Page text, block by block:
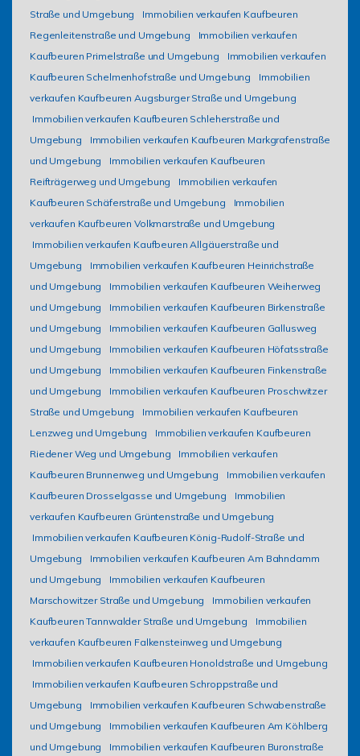
Straße und Umgebung
Immobilien verkaufen Kaufbeuren
Regenleitenstraße und Umgebung
Immobilien verkaufen
Kaufbeuren Primelstraße und Umgebung
Immobilien verkaufen
Kaufbeuren Schelmenhofstraße und Umgebung
Immobilien
verkaufen Kaufbeuren Augsburger Straße und Umgebung
Immobilien verkaufen Kaufbeuren Schleherstraße und
Umgebung
Immobilien verkaufen Kaufbeuren Markgrafenstraße
und Umgebung
Immobilien verkaufen Kaufbeuren
Reifträgerweg und Umgebung
Immobilien verkaufen
Kaufbeuren Schäferstraße und Umgebung
Immobilien
verkaufen Kaufbeuren Volkmarstraße und Umgebung
Immobilien verkaufen Kaufbeuren Allgäuerstraße und
Umgebung
Immobilien verkaufen Kaufbeuren Heinrichstraße
und Umgebung
Immobilien verkaufen Kaufbeuren Weiherweg
und Umgebung
Immobilien verkaufen Kaufbeuren Birkenstraße
und Umgebung
Immobilien verkaufen Kaufbeuren Gallusweg
und Umgebung
Immobilien verkaufen Kaufbeuren Höfatsstraße
und Umgebung
Immobilien verkaufen Kaufbeuren Finkenstraße
und Umgebung
Immobilien verkaufen Kaufbeuren Proschwitzer
Straße und Umgebung
Immobilien verkaufen Kaufbeuren
Lenzweg und Umgebung
Immobilien verkaufen Kaufbeuren
Riedener Weg und Umgebung
Immobilien verkaufen
Kaufbeuren Brunnenweg und Umgebung
Immobilien verkaufen
Kaufbeuren Drosselgasse und Umgebung
Immobilien
verkaufen Kaufbeuren Grüntenstraße und Umgebung
Immobilien verkaufen Kaufbeuren König-Rudolf-Straße und
Umgebung
Immobilien verkaufen Kaufbeuren Am Bahndamm
und Umgebung
Immobilien verkaufen Kaufbeuren
Marschowitzer Straße und Umgebung
Immobilien verkaufen
Kaufbeuren Tannwalder Straße und Umgebung
Immobilien
verkaufen Kaufbeuren Falkensteinweg und Umgebung
Immobilien verkaufen Kaufbeuren Honoldstraße und Umgebung
Immobilien verkaufen Kaufbeuren Schroppstraße und
Umgebung
Immobilien verkaufen Kaufbeuren Schwabenstraße
und Umgebung
Immobilien verkaufen Kaufbeuren Am Köhlberg
und Umgebung
Immobilien verkaufen Kaufbeuren Buronstraße